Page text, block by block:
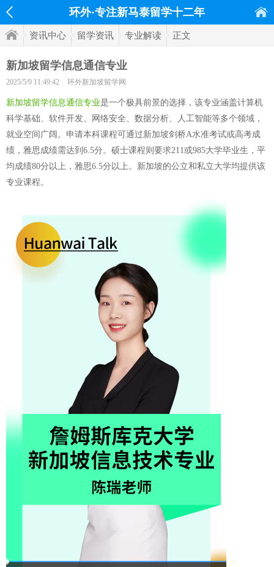
环外·专注新马泰留学十二年
资讯中心 留学资讯 专业解读 正文
新加坡留学信息通信专业
2025/5/9 11:49:42 环外新加坡留学网
新加坡留学信息通信专业是一个极具前景的选择，该专业涵盖计算机
科学基础、软件开发、网络安全、数据分析、人工智能等多个领域，
就业空间广阔。申请本科课程可通过新加坡剑桥A水准考试或高考成
绩，雅思成绩需达到6.5分。硕士课程则要求211或985大学毕业生，平
均成绩80分以上，雅思6.5分以上。新加坡的公立和私立大学均提供该
专业课程。